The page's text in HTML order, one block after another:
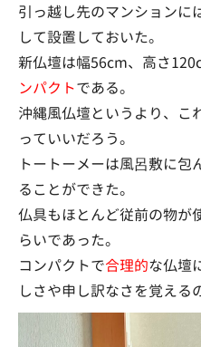
引っ越し先のマンションに
して設置しておいた。
新仏壇は幅56cm、高さ
ンパクトである。
沖縄風仏壇というより、こ
っていいだろう。
トートーメーは風呂敷に
ることができた。
仏具もほとんど従前の物が
らいであった。
コンパクトで合理的な仏壇
しさや申し訳なさを覚える